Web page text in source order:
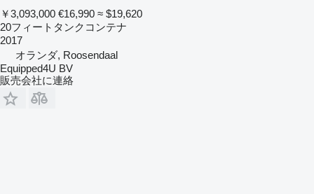
￥3,093,000 €16,990 ≈ $19,620
20フィートタンクコンテナ
2017
オランダ, Roosendaal
Equipped4U BV
販売会社に連絡